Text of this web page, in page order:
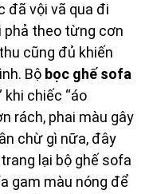
đã vội vã qua đi
phả theo từng cơn
cũng đủ khiến
Bộ bọc ghế sofa
khi chiếc “áo
rách, phai màu gây
chừ gì nữa, đây
lại bộ ghế sofa
gam màu nóng để